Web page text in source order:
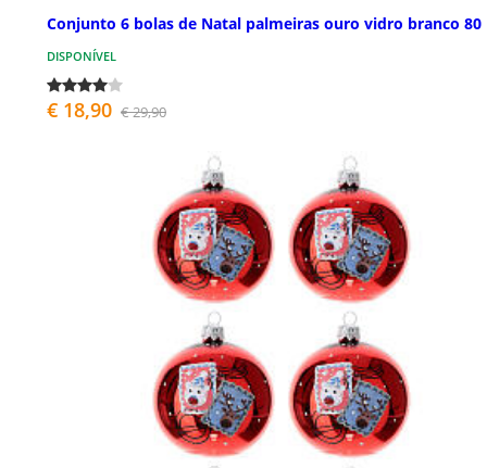
Conjunto 6 bolas de Natal palmeiras ouro vidro branco
DISPONÍVEL
€ 18,90 € 29,90